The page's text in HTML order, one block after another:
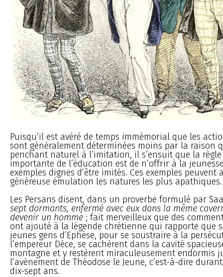
Puisqu’il est avéré de temps immémorial que les
sont généralement déterminées moins par la raison
penchant naturel à l’imitation, il s’ensuit que la
importante de l’éducation est de n’offrir à la
exemples dignes d’être imités. Ces exemples peuvent
généreuse émulation les natures les plus apathiques.
Les Persans disent, dans un proverbe formulé par
sept dormants, enfermé avec eux dans la même
devenir un homme ; fait merveilleux que des
ont ajouté à la légende chrétienne qui rapporte que
jeunes gens d’Ephèse, pour se soustraire à la
l’empereur Dèce, se cachèrent dans la cavité
montagne et y restèrent miraculeusement endormis
l’avènement de Théodose le Jeune, c’est-à-dire
dix-sept ans.